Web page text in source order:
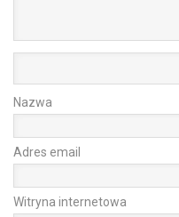
Nazwa
Adres email
Witryna internetowa